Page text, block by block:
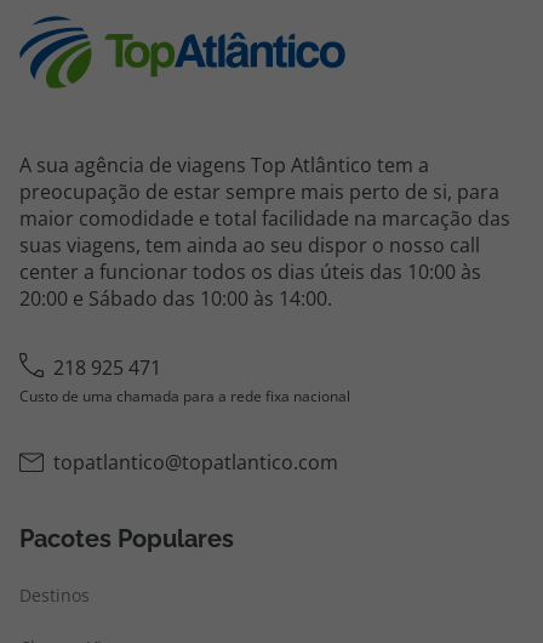
A sua agência de viagens Top Atlântico tem a
preocupação de estar sempre mais perto de si, para
maior comodidade e total facilidade na marcação das
suas viagens, tem ainda ao seu dispor o nosso call
center a funcionar todos os dias úteis das 10:00 às
20:00 e Sábado das 10:00 às 14:00.
218 925 471
Custo de uma chamada para a rede fixa nacional
topatlantico@topatlantico.com
Pacotes Populares
Destinos